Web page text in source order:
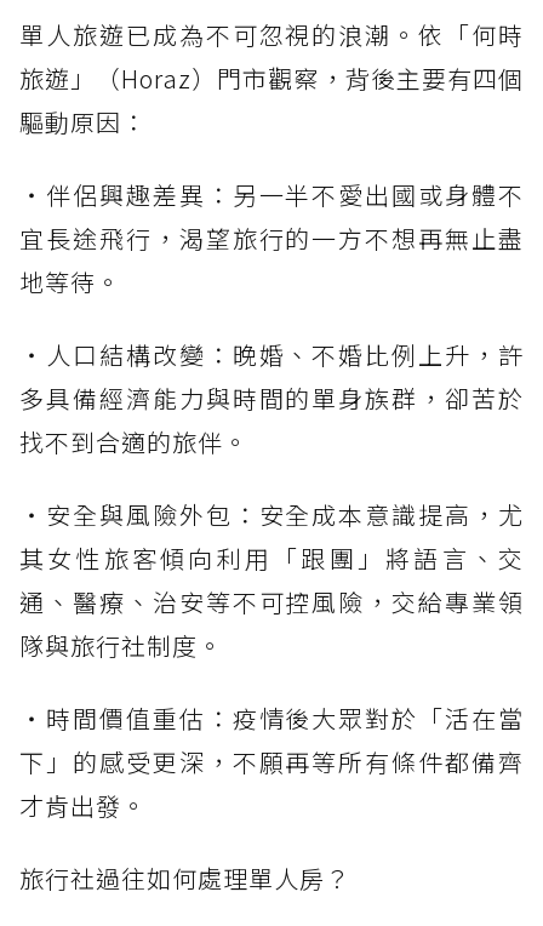
單人旅遊已成為不可忽視的浪潮。依「何時
旅遊」（Horaz）門市觀察，背後主要有四個
驅動原因：
・伴侶興趣差異：另一半不愛出國或身體不
宜長途飛行，渴望旅行的一方不想再無止盡
地等待。
・人口結構改變：晚婚、不婚比例上升，許
多具備經濟能力與時間的單身族群，卻苦於
找不到合適的旅伴。
・安全與風險外包：安全成本意識提高，尤
其女性旅客傾向利用「跟團」將語言、交
通、醫療、治安等不可控風險，交給專業領
隊與旅行社制度。
・時間價值重估：疫情後大眾對於「活在當
下」的感受更深，不願再等所有條件都備齊
才肯出發。
旅行社過往如何處理單人房？